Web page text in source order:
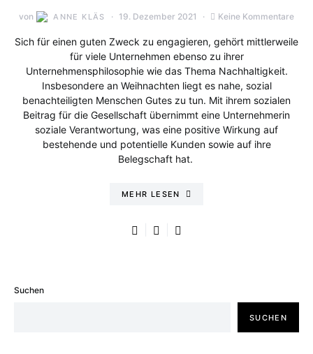
von ANNE KLÄS 19. Dezember 2021 Keine Kommentare
Sich für einen guten Zweck zu engagieren, gehört mittlerweile
für viele Unternehmen ebenso zu ihrer
Unternehmensphilosophie wie das Thema Nachhaltigkeit.
Insbesondere an Weihnachten liegt es nahe, sozial
benachteiligten Menschen Gutes zu tun. Mit ihrem sozialen
Beitrag für die Gesellschaft übernimmt eine Unternehmerin
soziale Verantwortung, was eine positive Wirkung auf
bestehende und potentielle Kunden sowie auf ihre
Belegschaft hat.
MEHR LESEN
Suchen
SUCHEN